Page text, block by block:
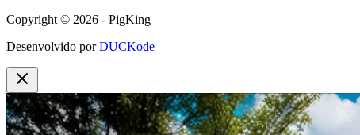
Copyright © 2026 - PigKing
Desenvolvido por DUCKode